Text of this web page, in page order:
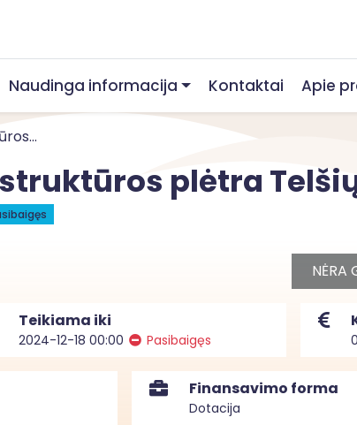
Naudinga informacija Kontaktai Apie
plėtra
NĖRA
Teikiama iki
2024-12-18 00:00 Pasibaigęs
Finansavimo forma
Dotacija